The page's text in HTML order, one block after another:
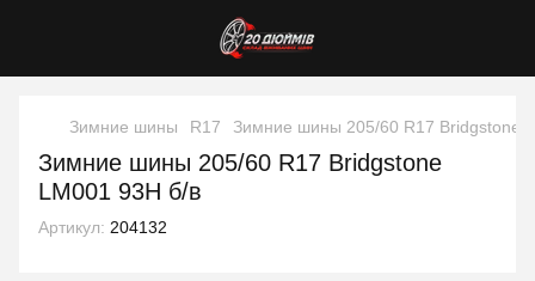
Зимние шины R17 Зимние шины 205/60 R17 Bridgstone
Зимние шины 205/60 R17 Bridgstone
LM001 93H б/в
Артикул: 204132